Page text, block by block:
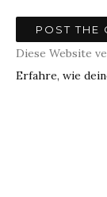
Diese Website
Erfahre, wie